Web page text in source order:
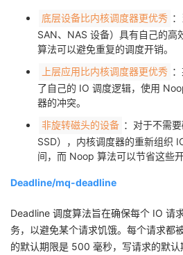
底层设备比内核调度器更优秀
SAN、NAS 设备）具有自己的高
算法可以避免重复的调度开销。
上层应用比内核调度器更优秀
了自己的 IO 调度逻辑，使用
器的冲突。
非旋转磁头的设备 ：对于不需
SSD），内核调度器的重新组织
间，而 Noop 算法可以节省这些
Deadline/mq-deadline
Deadline 调度算法旨在确保每个 IO 请
务，以避免某个请求饥饿。每个请求都
的默认期限是 500 毫秒，写请求的默